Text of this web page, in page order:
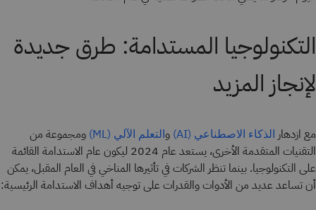
التكنولوجيا المستدامة: طرق جديدة
لإنجاز المزيد
مع ازدهار الذكاء الاصطناعي (AI) والتعلم الآلي (ML)
ومجموعة من
التقنيات المتقدمة الأخرى، يستعد عام 2024 ليكون عام الاستدامة القائمة
على التكنولوجيا. بينما تنظر الشركات في تأثيرها المناخي في العام المقبل، يمكن
أن تساعد عديد من الأدوات والقدرات على توجيه أهداف الاستدامة الرئيسية: